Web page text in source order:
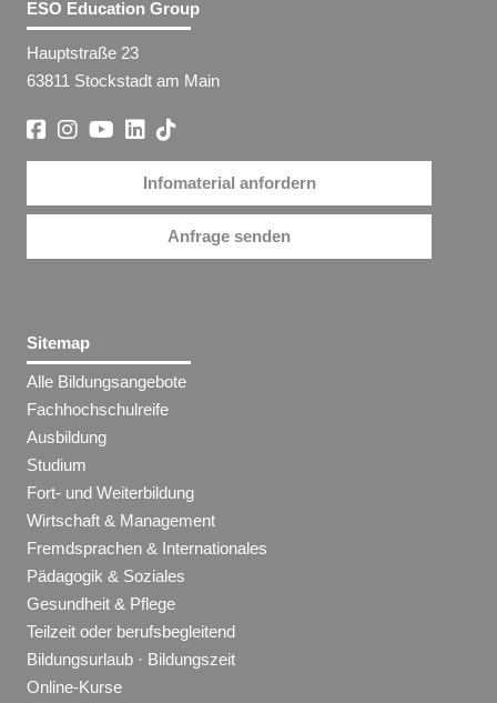
ESO Education Group
Hauptstraße 23
63811 Stockstadt am Main
Infomaterial anfordern
Anfrage senden
Sitemap
Alle Bildungsangebote
Fachhochschulreife
Ausbildung
Studium
Fort- und Weiterbildung
Wirtschaft & Management
Fremdsprachen & Internationales
Pädagogik & Soziales
Gesundheit & Pflege
Teilzeit oder berufsbegleitend
Bildungsurlaub · Bildungszeit
Online-Kurse